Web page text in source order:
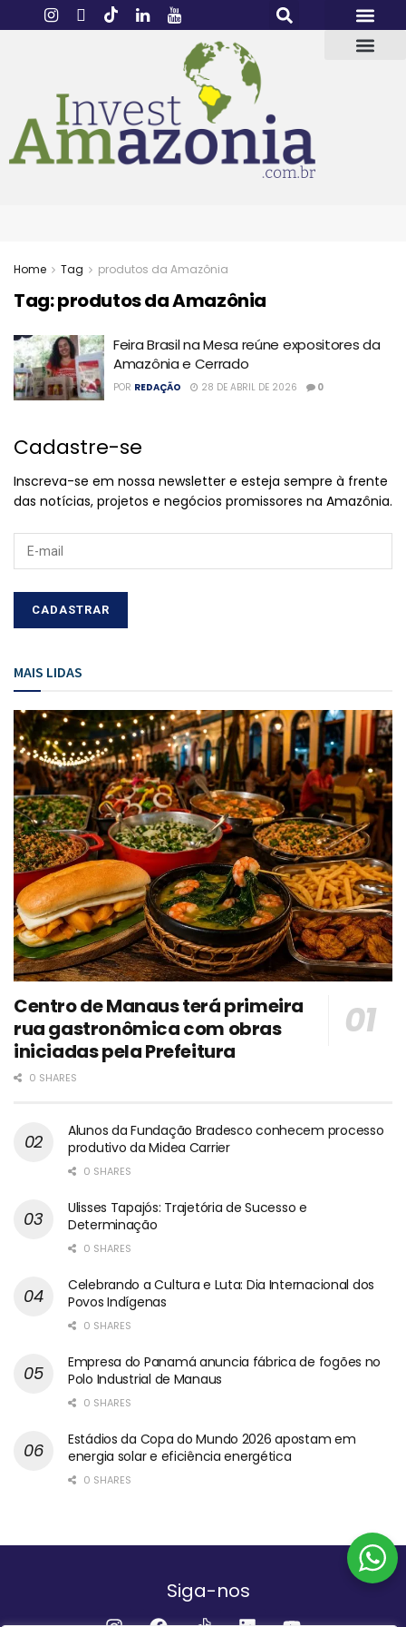
Home Tag produtos da Amazônia
Tag:produtos da Amazônia
Feira Brasil na Mesa reúne expositores da
Amazônia e Cerrado
POR REDAÇÃO 28 DE ABRIL DE 2026 0
Cadastre-se
Inscreva-se em nossa newsletter e esteja sempre à frente
das notícias, projetos e negócios promissores na Amazônia.
MAIS LIDAS
Centro de Manaus terá primeira
rua gastronômica com obras
iniciadas pela Prefeitura
0 SHARES
Alunos da Fundação Bradesco conhecem processo
produtivo da Midea Carrier
0 SHARES
Ulisses Tapajós: Trajetória de Sucesso e
Determinação
0 SHARES
Celebrando a Cultura e Luta: Dia Internacional dos
Povos Indígenas
0 SHARES
Empresa do Panamá anuncia fábrica de fogões no
Polo Industrial de Manaus
0 SHARES
Estádios da Copa do Mundo 2026 apostam em
energia solar e eficiência energética
0 SHARES
Siga-nos